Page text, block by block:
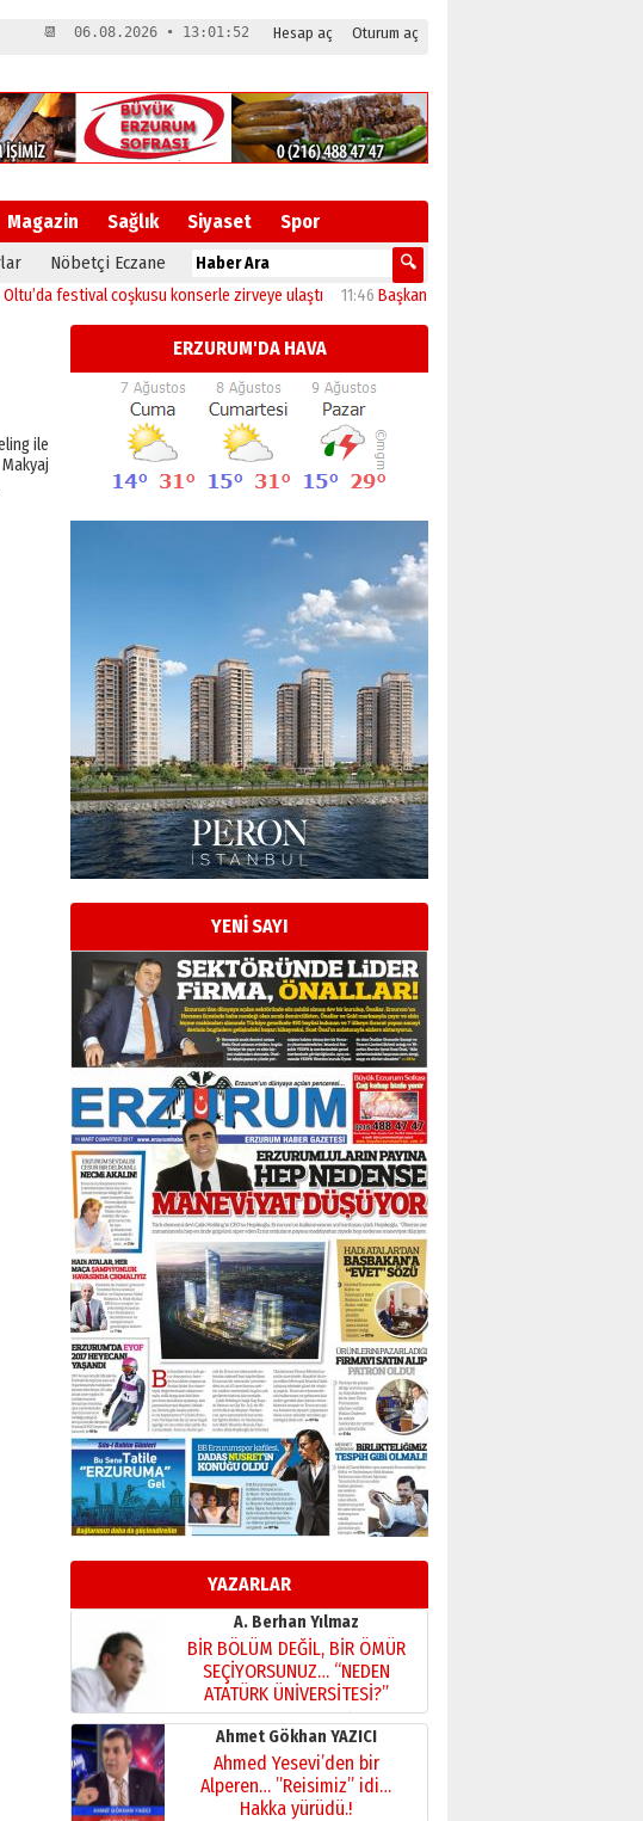
Hesap aç Oturum aç
📆 06.08.2026 • 13:01:53
Magazin Sağlık Siyaset Spor
Nöbetçi Eczane
festival coşkusu konserle zirveye ulaştı 11:46 Başkan Sekmen’den Akdağ Mahallesi’ne
ile
ERZURUM'DA HAVA
YENİ SAYI
YAZARLAR
Esat BİNDESEN
Başkan Sekmen’den Erzurum’a
bir vizyon proje daha!
02 Ağustos 2026 Pazar
Kadir SABUNCUOĞLU
Erzurumspor’un köşe taşları
29 Haziran 2026 Pazartesi
Kenan GÜLERCİ
Murat Şahsuvaroğlu ERKON’da
çıtayı yukarı taşırken,
yönetimdekiler aşağı
çekmemeli!
17 Şubat 2026 SalıOrhan BOZKURT
Bir fotoğraf, bir şehir, bir
gazeteci… Dizginler kimin
elinde?
A. Berhan Yılmaz
BİR BÖLÜM DEĞİL, BİR ÖMÜR
SEÇİYORSUNUZ… “NEDEN
ATATÜRK ÜNİVERSİTESİ?”
28 Temmuz 2026 Salı
Ahmet Gökhan YAZICI
Ahmed Yesevi’den bir
Alperen… ”Reisimiz” idi…
Hakka yürüdü.!